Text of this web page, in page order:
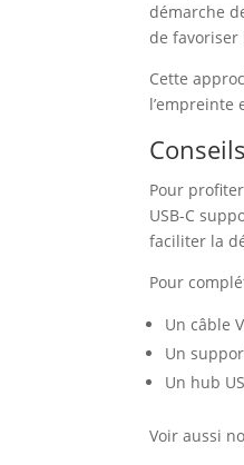
démarche
de favoriser
Cette
Pour
USB-C
faciliter la
Pour
Un câble
Un
Un hub
Voir aussi